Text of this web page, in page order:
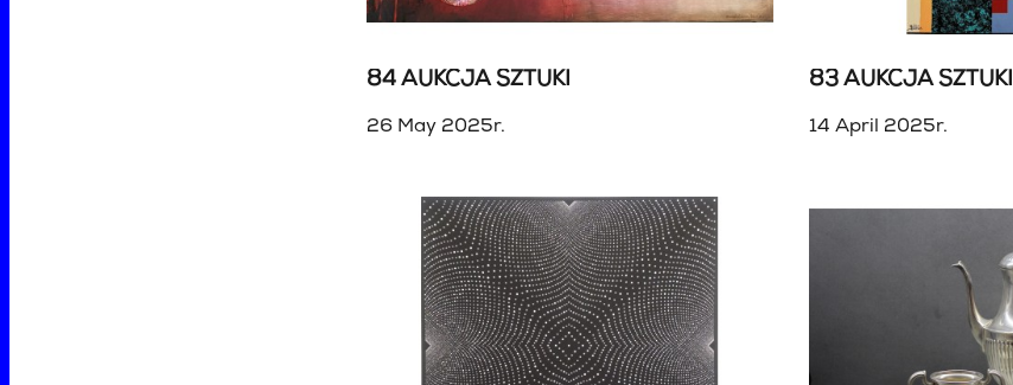
84 AUKCJA SZTUKI
26 May 2025r.
83 AUKCJA SZTUKI
14 April 2025r.